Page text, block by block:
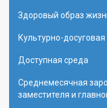
Здоровый образ
Культурно-
Доступная среда
Среднемесячная
заместителя и